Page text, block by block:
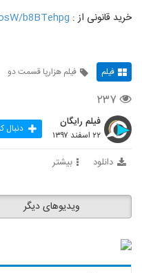
خرید قانونی از : b8BTehpg
فیلم فیلم هزارپا قسمت دو
۲۳۷
فیلم رایگان
۲۲ اسفند ۱۳۹۷ دنبال
دانلود بیشتر
ویدیوهای دیگر